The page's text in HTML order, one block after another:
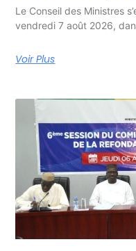
Le Conseil des Ministres
vendredi 7 août 2026,
Voir Plus